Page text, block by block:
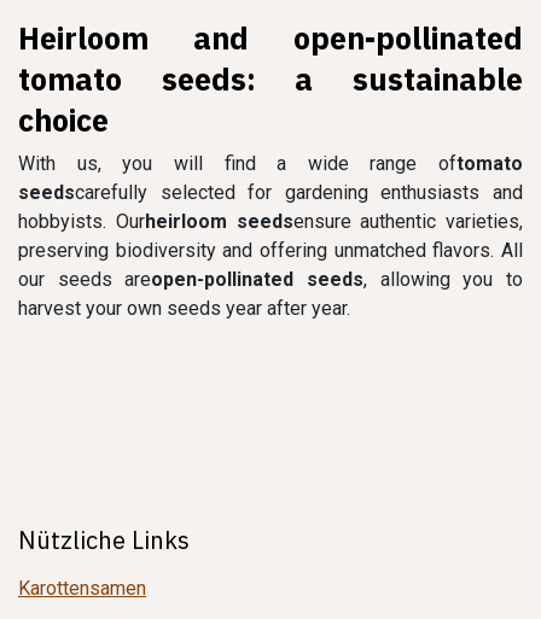
Heirloom and open-pollinated
tomato seeds: a sustainable
choice
With us, you will find a wide range oftomato
seedscarefully selected for gardening enthusiasts and
hobbyists. Ourheirloom seedsensure authentic varieties,
preserving biodiversity and offering unmatched flavors. All
our seeds areopen-pollinated seeds, allowing you to
harvest your own seeds year after year.
Nützliche Links
Karottensamen